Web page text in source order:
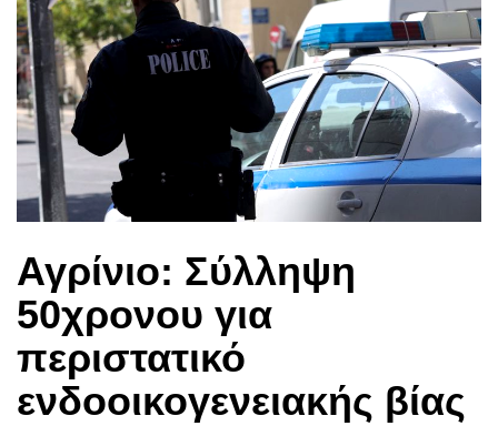
Αγρίνιο: Σύλληψη
50χρονου για
περιστατικό
ενδοοικογενειακής βίας